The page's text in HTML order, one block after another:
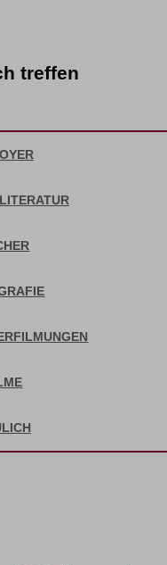
treffen